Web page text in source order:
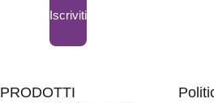
Iscriviti
PRODOTTI